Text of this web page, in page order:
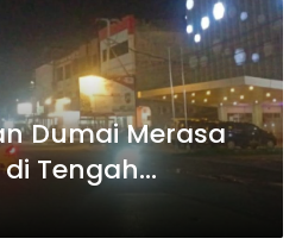
Dumai Merasa
Tengah